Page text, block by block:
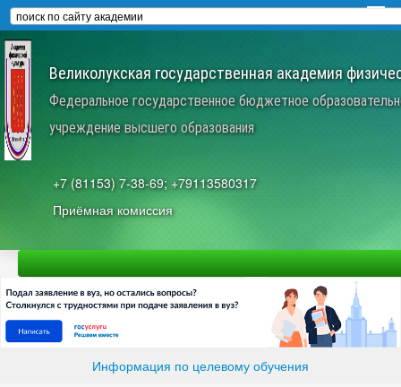
Великолукская государственная академия
Федеральное государственное бюджетное
учреждение высшего образования
+7 (81153) 7-38-69; +79113580317
Приёмная комиссия
Информация по целевому обучения